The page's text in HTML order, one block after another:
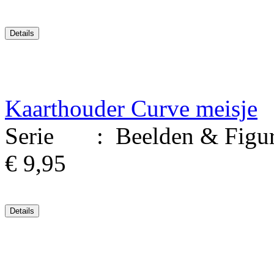
Kaarthouder Curve meisje
Serie : Beelden &
€ 9,95